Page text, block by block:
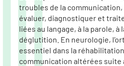
troubles de la
évaluer, diagnostiquer et
liées au langage, à la parole, à
déglutition. En neurologie,
essentiel dans la
communication altérées suite